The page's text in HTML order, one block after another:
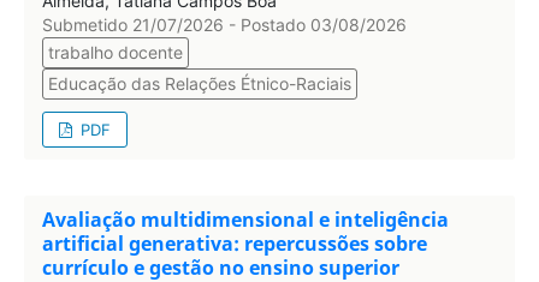
Submetido 21/07/2026 - Postado 03/08/2026
trabalho docente
Educação das Relações Étnico-Raciais
PDF
Avaliação multidimensional e inteligência
artificial generativa: repercussões sobre
currículo e gestão no ensino superior